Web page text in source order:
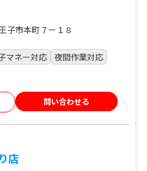
市本町７ー１８
マネー対応
夜間作業対応
問い合わせる
店